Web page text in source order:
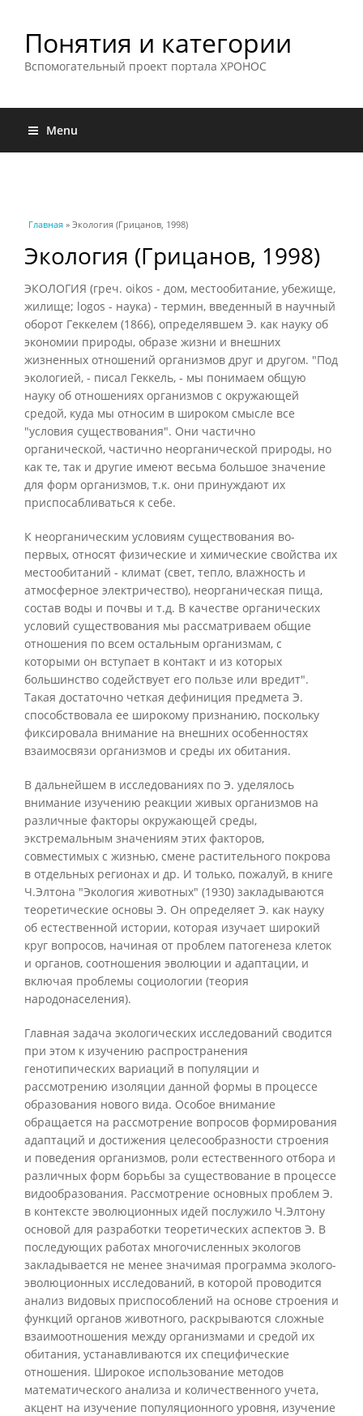
Понятия и категории
Вспомогательный проект портала ХРОНОС
Menu
Вы здесь
Главная » Экология (Грицанов, 1998)
Экология (Грицанов, 1998)
ЭКОЛОГИЯ (греч. oikos - дом, местообитание, убежище,
жилище; logos - наука) - термин, введенный в научный
оборот Геккелем (1866), определявшем Э. как науку об
экономии природы, образе жизни и внешних
жизненных отношений организмов друг и другом. "Под
экологией, - писал Геккель, - мы понимаем общую
науку об отношениях организмов с окружающей
средой, куда мы относим в широком смысле все
"условия существования". Они частично
органической, частично неорганической природы, но
как те, так и другие имеют весьма большое значение
для форм организмов, т.к. они принуждают их
приспосабливаться к себе.
К неорганическим условиям существования во-
первых, относят физические и химические свойства их
местообитаний - климат (свет, тепло, влажность и
атмосферное электричество), неорганическая пища,
состав воды и почвы и т.д. В качестве органических
условий существования мы рассматриваем общие
отношения по всем остальным организмам, с
которыми он вступает в контакт и из которых
большинство содействует его пользе или вредит".
Такая достаточно четкая дефиниция предмета Э.
способствовала ее широкому признанию, поскольку
фиксировала внимание на внешних особенностях
взаимосвязи организмов и среды их обитания.
В дальнейшем в исследованиях по Э. уделялось
внимание изучению реакции живых организмов на
различные факторы окружающей среды,
экстремальным значениям этих факторов,
совместимых с жизнью, смене растительного покрова
в отдельных регионах и др. И только, пожалуй, в книге
Ч.Элтона "Экология животных" (1930) закладываются
теоретические основы Э. Он определяет Э. как науку
об естественной истории, которая изучает широкий
круг вопросов, начиная от проблем патогенеза клеток
и органов, соотношения эволюции и адаптации, и
включая проблемы социологии (теория
народонаселения).
Главная задача экологических исследований сводится
при этом к изучению распространения
генотипических вариаций в популяции и
рассмотрению изоляции данной формы в процессе
образования нового вида. Особое внимание
обращается на рассмотрение вопросов формирования
адаптаций и достижения целесообразности строения
и поведения организмов, роли естественного отбора и
различных форм борьбы за существование в процессе
видообразования. Рассмотрение основных проблем Э.
в контексте эволюционных идей послужило Ч.Элтону
основой для разработки теоретических аспектов Э. В
последующих работах многочисленных экологов
закладывается не менее значимая программа эколого-
эволюционных исследований, в которой проводится
анализ видовых приспособлений на основе строения и
функций органов животного, раскрываются сложные
взаимоотношения между организмами и средой их
обитания, устанавливаются их специфические
отношения. Широкое использование методов
математического анализа и количественного учета,
акцент на изучение популяционного уровня, изучение